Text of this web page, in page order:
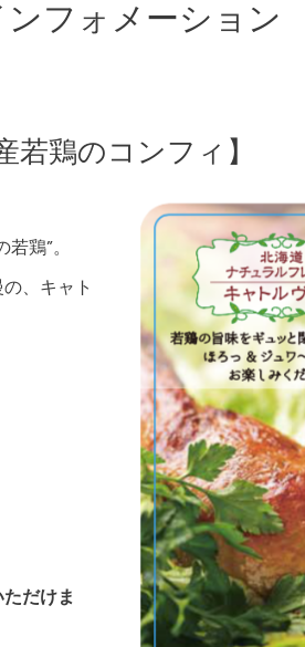
ンフォメーション
鶏のコンフィ】
鶏”。
、キャト
だけま